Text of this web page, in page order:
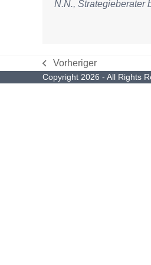
N.N., Strategieberater
vorheriger
Beitrag:
Vorheriger
Copyright 2026 - All Rights